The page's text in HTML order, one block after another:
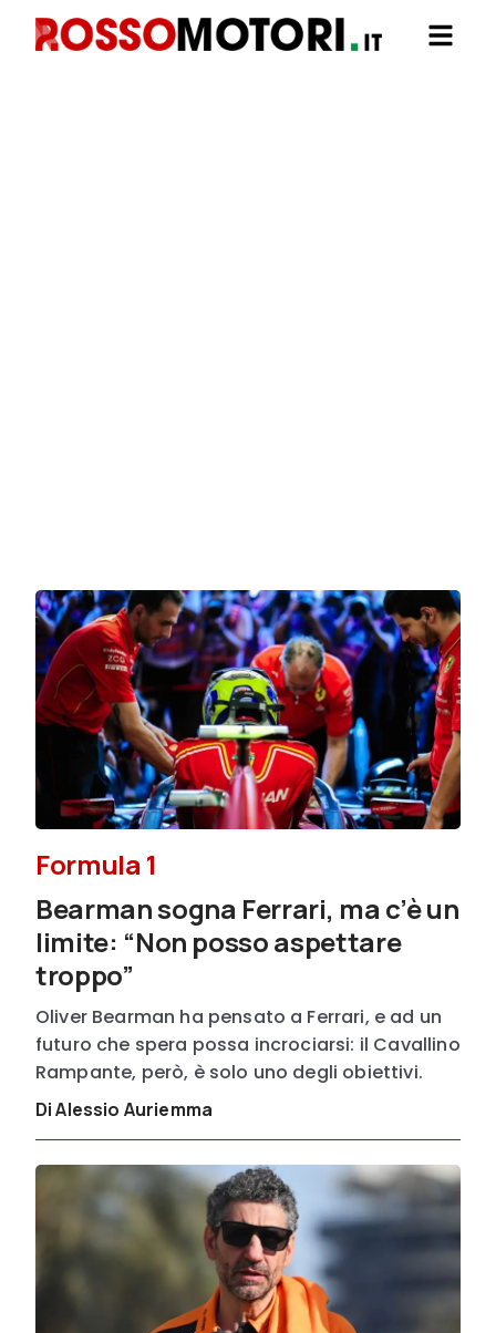
Formula 1
Bearman sogna Ferrari, ma c’è un
limite: “Non posso aspettare
troppo”
Oliver Bearman ha pensato a Ferrari, e ad un
futuro che spera possa incrociarsi: il Cavallino
Rampante, però, è solo uno degli obiettivi.
Di Alessio Auriemma